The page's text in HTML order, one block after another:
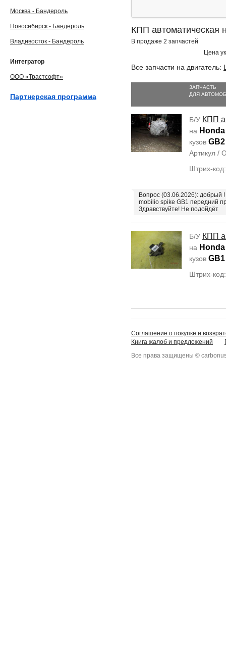
КПП автоматическая
В продаже 2 запчастей
Цена
Все запчасти на двигатель:
ЗАПЧАСТЬ
ДЛЯ
Б/У КПП
на
кузов GB2
Артикул /
Штрих-
Вопрос (03.06.2026): добрый
mobilio spike GB1 передний
Здравствуйте! Не подойдёт
Б/У КПП
на
кузов GB1
Штрих-
Москва - Бандероль
Новосибирск - Бандероль
Владивосток - Бандероль
Интегратор
ООО «Трастсофт»
Партнерская программа
Соглашение о покупке и
Книга жалоб и предложений
Все права защищены ©